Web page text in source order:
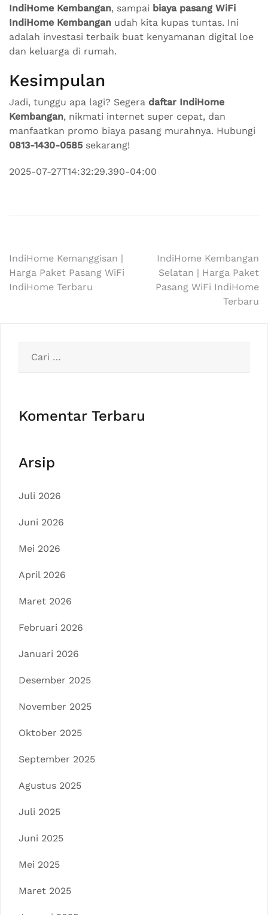
IndiHome Kembangan, sampai biaya pasang WiFi
IndiHome Kembangan udah kita kupas tuntas. Ini
adalah investasi terbaik buat kenyamanan digital loe
dan keluarga di rumah.
Kesimpulan
Jadi, tunggu apa lagi? Segera daftar IndiHome
Kembangan, nikmati internet super cepat, dan
manfaatkan promo biaya pasang murahnya. Hubungi
0813-1430-0585 sekarang!
2025-07-27T14:32:29.390-04:00
Navigasi
pos
IndiHome Kemanggisan |
Harga Paket Pasang WiFi
IndiHome Terbaru
IndiHome Kembangan
Selatan | Harga Paket
Pasang WiFi IndiHome
Terbaru
untuk:
Komentar Terbaru
Arsip
Juli 2026
Juni 2026
Mei 2026
April 2026
Maret 2026
Februari 2026
Januari 2026
Desember 2025
November 2025
Oktober 2025
September 2025
Agustus 2025
Juli 2025
Juni 2025
Mei 2025
Maret 2025